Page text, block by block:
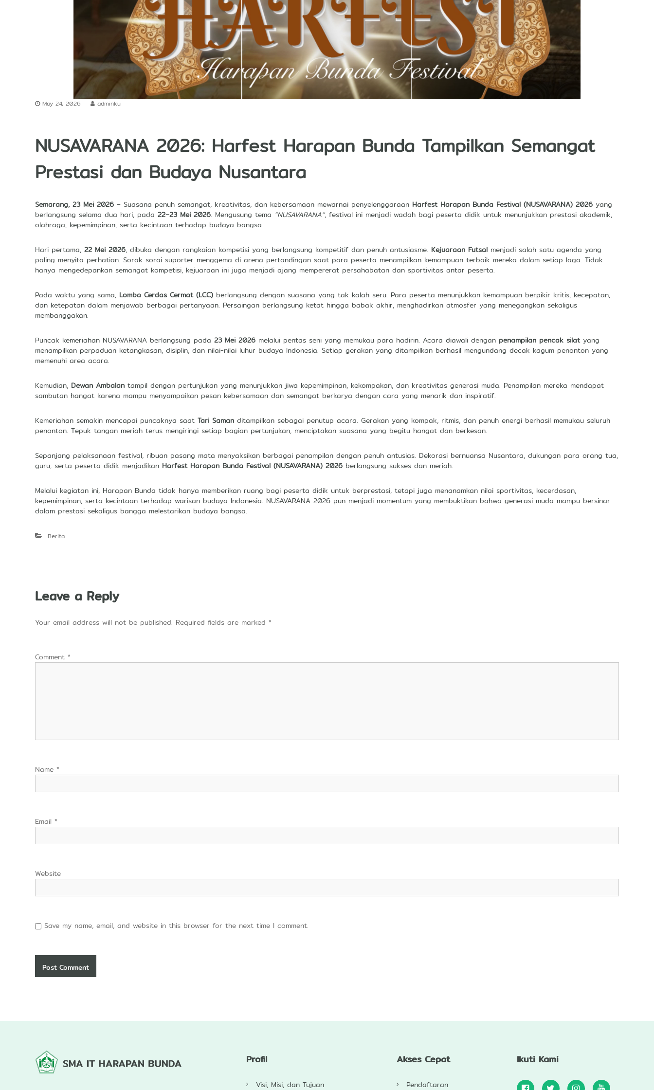
d
e
r
s
h
i
p
May 24, 2026 adminku
NUSAVARANA 2026: Harfest Harapan Bunda Tampilkan Semangat
Prestasi dan Budaya Nusantara
Semarang, 23 Mei 2026 – Suasana penuh semangat, kreativitas, dan kebersamaan mewarnai penyelenggaraan Harfest Harapan Bunda Festival (NUSAVARANA) 2026 yang
berlangsung selama dua hari, pada 22–23 Mei 2026. Mengusung tema “NUSAVARANA”, festival ini menjadi wadah bagi peserta didik untuk menunjukkan prestasi akademik,
olahraga, kepemimpinan, serta kecintaan terhadap budaya bangsa.
Hari pertama, 22 Mei 2026, dibuka dengan rangkaian kompetisi yang berlangsung kompetitif dan penuh antusiasme. Kejuaraan Futsal menjadi salah satu agenda yang
paling menyita perhatian. Sorak sorai suporter menggema di arena pertandingan saat para peserta menampilkan kemampuan terbaik mereka dalam setiap laga. Tidak
hanya mengedepankan semangat kompetisi, kejuaraan ini juga menjadi ajang mempererat persahabatan dan sportivitas antar peserta.
Pada waktu yang sama, Lomba Cerdas Cermat (LCC) berlangsung dengan suasana yang tak kalah seru. Para peserta menunjukkan kemampuan berpikir kritis, kecepatan,
dan ketepatan dalam menjawab berbagai pertanyaan. Persaingan berlangsung ketat hingga babak akhir, menghadirkan atmosfer yang menegangkan sekaligus
membanggakan.
Puncak kemeriahan NUSAVARANA berlangsung pada 23 Mei 2026 melalui pentas seni yang memukau para hadirin. Acara diawali dengan penampilan pencak silatyang
menampilkan perpaduan ketangkasan, disiplin, dan nilai-nilai luhur budaya Indonesia. Setiap gerakan yang ditampilkan berhasil mengundang decak kagum penonton yang
memenuhi area acara.
Kemudian, Dewan Ambalan tampil dengan pertunjukan yang menunjukkan jiwa kepemimpinan, kekompakan, dan kreativitas generasi muda. Penampilan mereka mendapat
sambutan hangat karena mampu menyampaikan pesan kebersamaan dan semangat berkarya dengan cara yang menarik dan inspiratif.
Kemeriahan semakin mencapai puncaknya saat Tari Saman ditampilkan sebagai penutup acara. Gerakan yang kompak, ritmis, dan penuh energi berhasil memukau seluruh
penonton. Tepuk tangan meriah terus mengiringi setiap bagian pertunjukan, menciptakan suasana yang begitu hangat dan berkesan.
Sepanjang pelaksanaan festival, ribuan pasang mata menyaksikan berbagai penampilan dengan penuh antusias. Dekorasi bernuansa Nusantara, dukungan para orang tua,
guru, serta peserta didik menjadikan Harfest Harapan Bunda Festival (NUSAVARANA) 2026 berlangsung sukses dan meriah.
Melalui kegiatan ini, Harapan Bunda tidak hanya memberikan ruang bagi peserta didik untuk berprestasi, tetapi juga menanamkan nilai sportivitas, kecerdasan,
kepemimpinan, serta kecintaan terhadap warisan budaya Indonesia. NUSAVARANA 2026 pun menjadi momentum yang membuktikan bahwa generasi muda mampu bersinar
dalam prestasi sekaligus bangga melestarikan budaya bangsa.
Berita
Leave a Reply
Your email address will not be published. Required fields are marked *
Comment *
Name *
Email *
Website
Save my name, email, and website in this browser for the next time I comment.
Profil
Visi, Misi, dan Tujuan
Akses Cepat
Pendaftaran
Ikuti Kami